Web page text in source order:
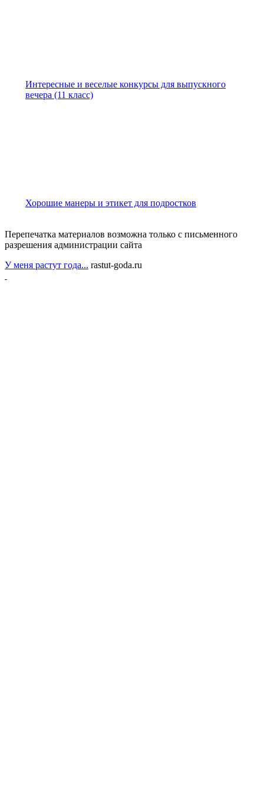
Интересные и веселые конкурсы для выпускного
вечера (11 класс)
Хорошие манеры и этикет для подростков
Перепечатка материалов возможна только с письменного
разрешения администрации сайта
У меня растут года... rastut-goda.ru